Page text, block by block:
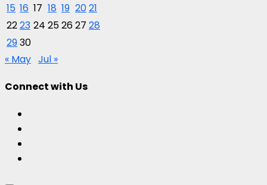
15 16 17 18 19 2021
2223 24 252627 28
2930
« May Jul »
Connect with Us